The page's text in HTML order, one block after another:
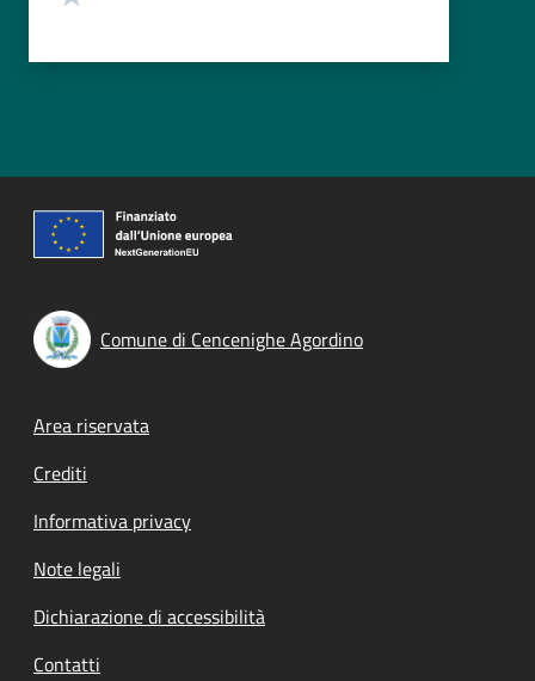
Comune di Cencenighe Agordino
Footer menu
Area riservata
Crediti
Informativa privacy
Note legali
Dichiarazione di accessibilità
Contatti